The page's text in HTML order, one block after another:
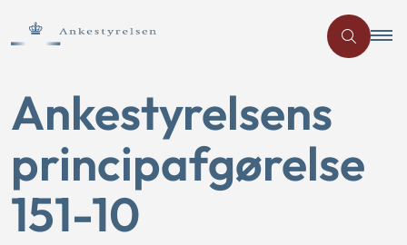
Ankestyrelsens
principafgørelse
151-10